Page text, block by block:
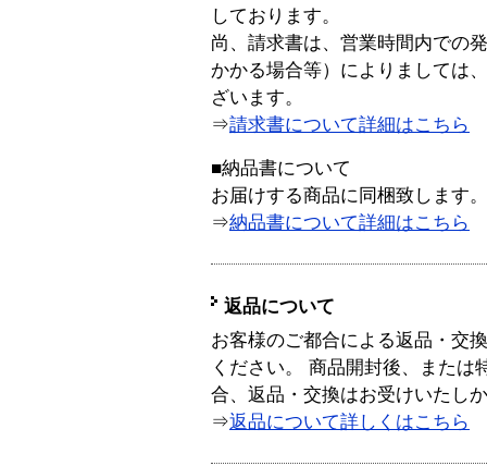
しております。
尚、請求書は、営業時間内での
かかる場合等）によりましては
ざいます。
⇒請求書について詳細はこちら
■納品書について
お届けする商品に同梱致します。
⇒納品書について詳細はこちら
返品について
お客様のご都合による返品・交
ください。 商品開封後、または
合、返品・交換はお受けいたし
⇒返品について詳しくはこちら